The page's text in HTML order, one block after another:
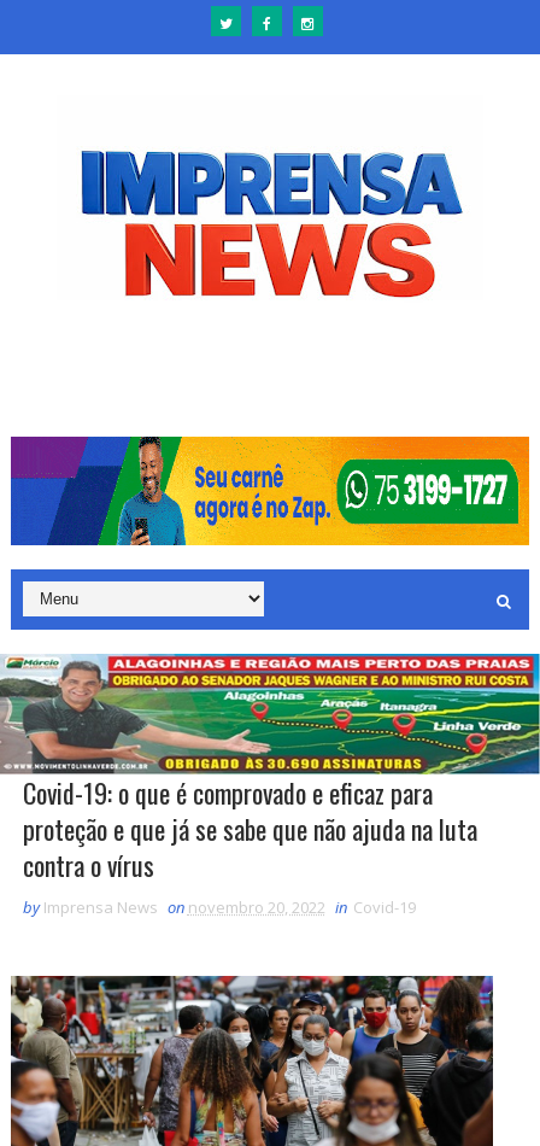
Covid-19: o que é comprovado e eficaz para
proteção e que já se sabe que não ajuda na luta
contra o vírus
by Imprensa News on novembro 20, 2022 in Covid-19